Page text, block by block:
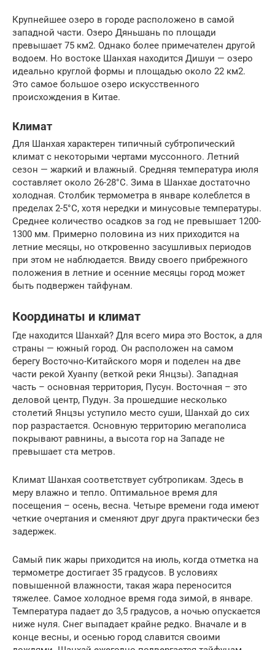
Крупнейшее озеро в городе расположено в самой
западной части. Озеро Дяньшань по площади
превышает 75 км2. Однако более примечателен другой
водоем. Но востоке Шанхая находится Дишуи — озеро
идеально круглой формы и площадью около 22 км2.
Это самое большое озеро искусственного
происхождения в Китае.
Климат
Для Шанхая характерен типичный субтропический
климат с некоторыми чертами муссонного. Летний
сезон — жаркий и влажный. Средняя температура июля
составляет около 26-28°C. Зима в Шанхае достаточно
холодная. Столбик термометра в январе колеблется в
пределах 2-5°C, хотя нередки и минусовые температуры.
Среднее количество осадков за год не превышает 1200-
1300 мм. Примерно половина из них приходится на
летние месяцы, но откровенно засушливых периодов
при этом не наблюдается. Ввиду своего прибрежного
положения в летние и осенние месяцы город может
быть подвержен тайфунам.
Координаты и климат
Где находится Шанхай? Для всего мира это Восток, а для
страны — южный город. Он расположен на самом
берегу Восточно-Китайского моря и поделен на две
части рекой Хуанпу (веткой реки Янцзы). Западная
часть – основная территория, Пусун. Восточная – это
деловой центр, Пудун. За прошедшие несколько
столетий Янцзы уступило место суши, Шанхай до сих
пор разрастается. Основную территорию мегаполиса
покрывают равнины, а высота гор на Западе не
превышает ста метров.
Климат Шанхая соответствует субтропикам. Здесь в
меру влажно и тепло. Оптимальное время для
посещения – осень, весна. Четыре времени года имеют
четкие очертания и сменяют друг друга практически без
задержек.
Самый пик жары приходится на июль, когда отметка на
термометре достигает 35 градусов. В условиях
повышенной влажности, такая жара переносится
тяжелее. Самое холодное время года зимой, в январе.
Температура падает до 3,5 градусов, а ночью опускается
ниже нуля. Снег выпадает крайне редко. Вначале и в
конце весны, и осенью город славится своими